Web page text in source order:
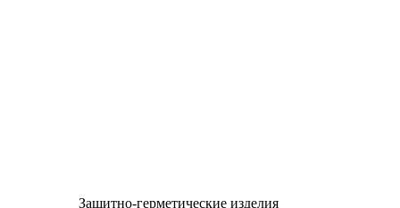
Защитно-герметические изделия